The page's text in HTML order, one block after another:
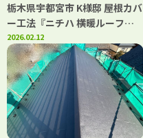
栃木県宇都宮市 K様邸 屋根カバ
ー工法『ニチハ 横暖ルーフ
αs』
2026.02.12